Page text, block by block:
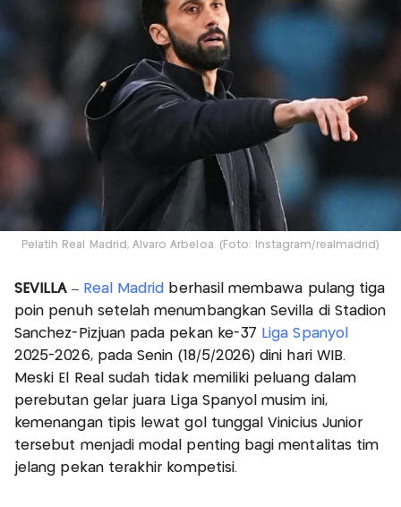
Pelatih Real Madrid, Alvaro Arbeloa. (Foto: Instagram/realmadrid)
SEVILLA– Real Madrid
berhasil membawa pulang tiga
poin penuh setelah menumbangkan Sevilla di Stadion
Sanchez-Pizjuan pada pekan ke-37 Liga Spanyol
2025-2026, pada Senin (18/5/2026) dini hari WIB.
Meski El Real sudah tidak memiliki peluang dalam
perebutan gelar juara Liga Spanyol musim ini,
kemenangan tipis lewat gol tunggal Vinicius Junior
tersebut menjadi modal penting bagi mentalitas tim
jelang pekan terakhir kompetisi.